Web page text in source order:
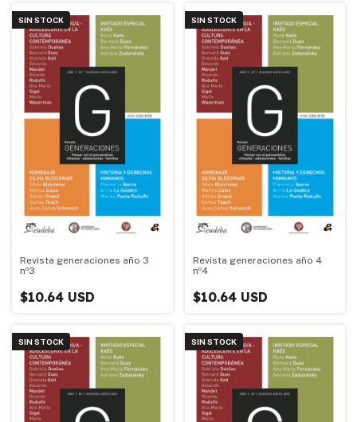
SIN STOCK
Revista generaciones año 3
nº3
$10.64 USD
SIN STOCK
Revista generaciones año 4
nº4
$10.64 USD
SIN STOCK SIN STOCK